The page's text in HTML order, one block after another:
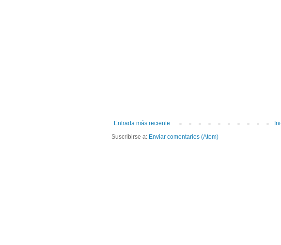
Entrada más reciente
Suscribirse a: Enviar comentarios (Atom)